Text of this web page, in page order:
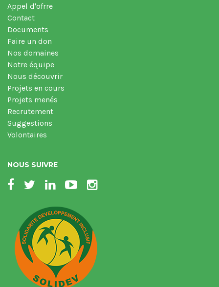
Appel d'ofrre
Contact
Documents
Faire un don
Nos domaines
Notre équipe
Nous découvrir
Projets en cours
Projets menés
Recrutement
Suggestions
Volontaires
NOUS SUIVRE